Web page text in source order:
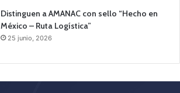
Distinguen a AMANAC con sello “Hecho en
México – Ruta Logística”
25 junio, 2026